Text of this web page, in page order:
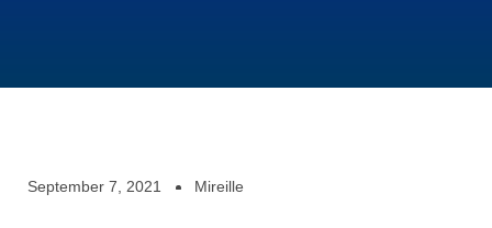
September 7, 2021 Mireille